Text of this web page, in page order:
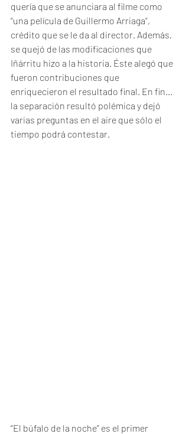
quería que se anunciara al filme como
“una película de Guillermo Arriaga”,
crédito que se le da al director. Además,
se quejó de las modificaciones que
Iñárritu hizo a la historia. Éste alegó que
fueron contribuciones que
enriquecieron el resultado final. En fin...
la separación resultó polémica y dejó
varias preguntas en el aire que sólo el
tiempo podrá contestar.
“El búfalo de la noche” es el primer